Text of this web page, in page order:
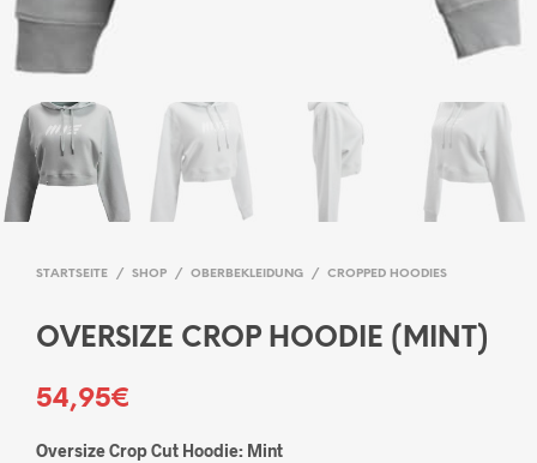
STARTSEITE / SHOP / OBERBEKLEIDUNG / CROPPED HOODIES
OVERSIZE CROP HOODIE (MINT)
54,95€
Oversize Crop Cut Hoodie: Mint